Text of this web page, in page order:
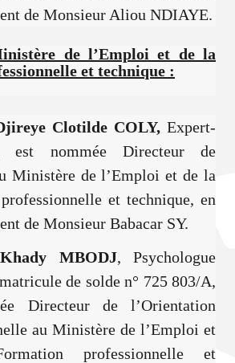
de Monsieur Aliou NDIAYE.
de l’Emploi et de la
et technique :
Clotilde COLY, Expert-
est nommée Directeur de
Ministère de l’Emploi et de la
et technique, en
de Monsieur Babacar SY.
MBODJ, Psychologue
de solde n° 725 803/A,
Directeur de l’Orientation
au Ministère de l’Emploi et
professionnelle et